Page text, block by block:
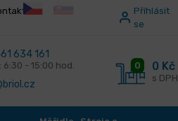
Příhlásit
se
634 161
6:30 - 15:00 hod. 0 0 Kč
s DPH